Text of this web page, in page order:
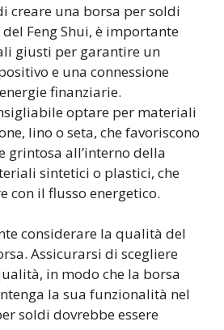
creare una borsa per soldi
Feng Shui, è importante
giusti per garantire un
e una connessione
finanziarie.
optare per materiali
lino o seta, che favoriscono
grintosa all’interno della
sintetici o plastici, che
con il flusso energetico.
considerare la qualità del
Assicurarsi di scegliere
in modo che la borsa
la sua funzionalità nel
soldi dovrebbe essere